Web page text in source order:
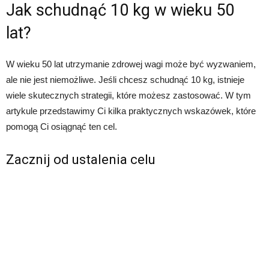
Jak schudnąć 10 kg w wieku 50
lat?
W wieku 50 lat utrzymanie zdrowej wagi może być wyzwaniem,
ale nie jest niemożliwe. Jeśli chcesz schudnąć 10 kg, istnieje
wiele skutecznych strategii, które możesz zastosować. W tym
artykule przedstawimy Ci kilka praktycznych wskazówek, które
pomogą Ci osiągnąć ten cel.
Zacznij od ustalenia celu